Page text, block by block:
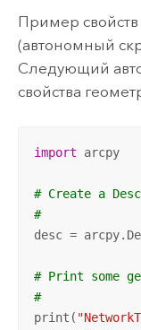
Пример свойств
(автономный
Следующий
свойства
import arcpy
# Create a
#
desc =
# Print some
#
print(